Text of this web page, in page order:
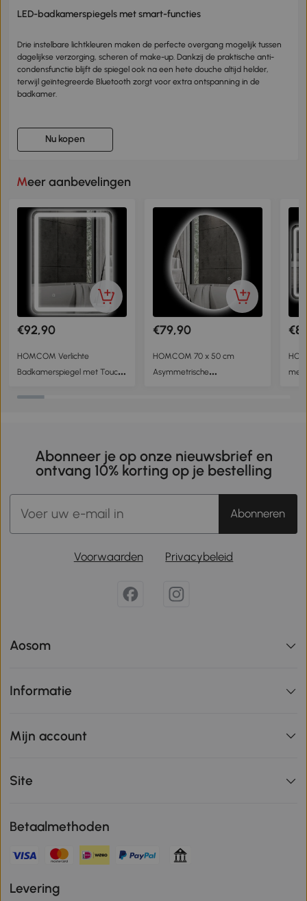
LED-badkamerspiegels met smart-functies
Drie instelbare lichtkleuren maken de perfecte overgang mogelijk tussen
dagelijkse verzorging, scheren of make-up. Dankzij de praktische anti-
condensfunctie blijft de spiegel ook na een hete douche altijd helder,
terwijl geïntegreerde Bluetooth zorgt voor extra ontspanning in de
badkamer.
Nu kopen
Meer aanbevelingen
€92,90
HOMCOM Verlichte
Badkamerspiegel met Touch-
€79,90
HOMCOM 70 x 50 cm
Asymmetrische
met
Abonneer je op onze nieuwsbrief en
ontvang 10% korting op je bestelling
Abonneren
Voorwaarden Privacybeleid
Aosom
Informatie
Mijn account
Site
Betaalmethoden
Levering